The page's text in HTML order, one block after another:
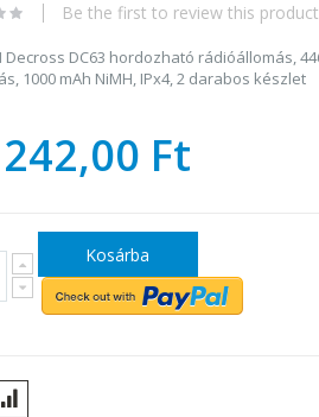
Be the first to review this product
Decross DC63 hordozható rádióállomás,
1000 mAh NiMH, IPx4, 2 darabos készlet
Ft
Kosárba